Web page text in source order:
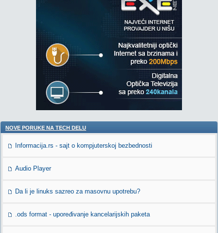
NOVE PORUKE NA TECH DELU
Informacija.rs - sajt o kompjuterskoj bezbednosti
Audio Player
Da li je linuks sazreo za masovnu upotrebu?
.ods format - upoređivanje kancelarijskih paketa